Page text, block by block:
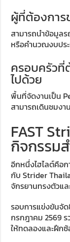
ผู้ที่ต้องการ
สามารถนำข้อมูลร
หรือคำนวณงบปร
ครอบครัวที่
ไปด้วย
พื้นที่จัดงานเป็น
สามารถเดินชมง
FAST
กิจกรรม
อีกหนึ่งไฮไลต์คือก
กับ Strider
จักรยานทรงตัวแล
รอบการแข่งขันจั
กรกฎาคม 2569
ให้ทดลองและฝึกซ้